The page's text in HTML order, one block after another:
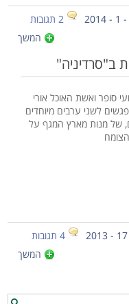
2 תגובות
המשך
ב"סרדיניה"
סופר ואשת האוכל אורי
לשני ערבים מיוחדים
של מנות מארץ המגף על
4 תגובות
המשך